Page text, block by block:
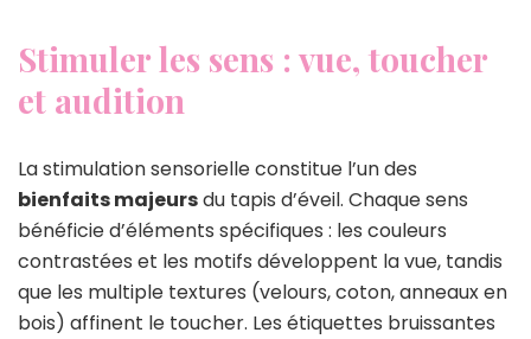
Stimuler les sens : vue, toucher
et audition
La stimulation sensorielle constitue l’un des
bienfaits majeursdu tapis d’éveil. Chaque sens
bénéficie d’éléments spécifiques : les couleurs
contrastées et les motifs développent la vue, tandis
que les multiple textures (velours, coton, anneaux en
bois) affinent le toucher. Les étiquettes bruissantes